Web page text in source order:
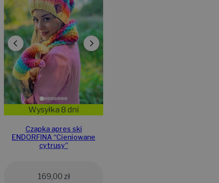
Wysyłka 8 dni
Czapka apres ski
ENDORFINA “Cieniowane
cytrusy”
169,00 zł